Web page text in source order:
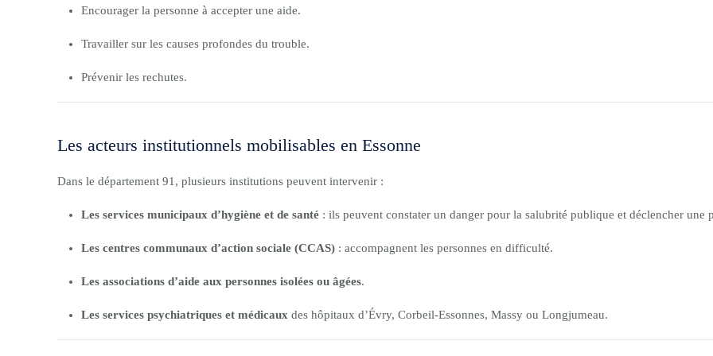
Encourager la personne à accepter une aide.
Travailler sur les causes profondes du trouble.
Prévenir les rechutes.
Les acteurs institutionnels mobilisables en Essonne
Dans le département 91, plusieurs institutions peuvent intervenir :
Les services municipaux d’hygiène et de santé : ils peuvent constater un danger pour la salubrité publique et déclencher une
Les centres communaux d’action sociale (CCAS) : accompagnent les personnes en difficulté.
Les associations d’aide aux personnes isolées ou âgées.
Les services psychiatriques et médicaux des hôpitaux d’Évry, Corbeil-Essonnes, Massy ou Longjumeau.